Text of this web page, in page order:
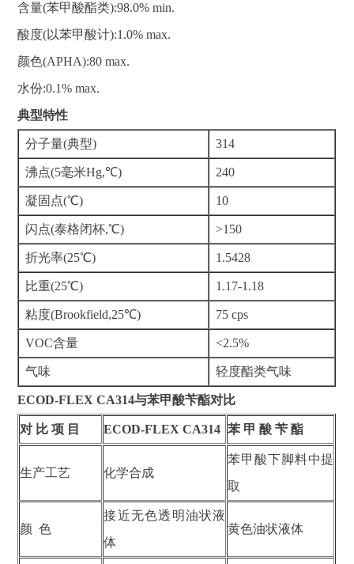
含量(苯甲酸酯类):98.0% min.
酸度(以苯甲酸计):1.0% max.
颜色(APHA):80 max.
水份:0.1% max.
典型特性
分子量(典型) 314
沸点(5毫米Hg,℃) 240
凝固点(℃) 10
闪点(泰格闭杯,℃) >150
折光率(25℃) 1.5428
比重(25℃) 1.17-1.18
粘度(Brookfield,25℃) 75 cps
VOC含量 <2.5%
气味 轻度酯类气味
ECOD-FLEX CA314与苯甲酸苄酯对比
对 比 项 目 ECOD-FLEX CA314 苯 甲 酸 苄 酯
生产工艺 化学合成
苯甲酸下脚料中提
取
颜 色
接近无色透明油状液
体
黄色油状液体